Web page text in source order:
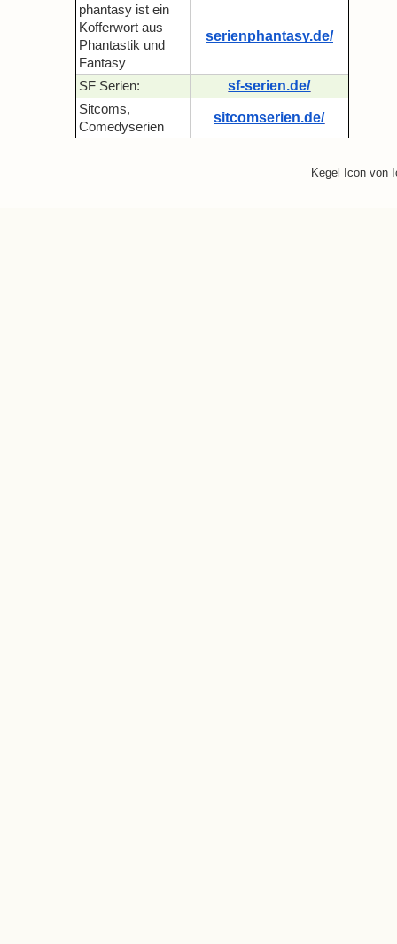
phantasy ist ein
Kofferwort aus
Phantastik und
Fantasy
serienphantasy.de/
SF Serien: sf-serien.de/
Sitcoms,
Comedyserien
sitcomserien.de/
Kegel Icon von